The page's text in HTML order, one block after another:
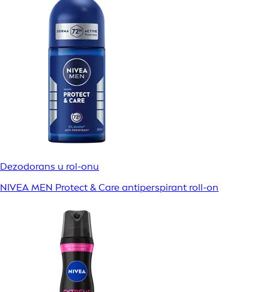
Dezodorans u rol-onu
NIVEA MEN Protect & Care antiperspirant roll-on